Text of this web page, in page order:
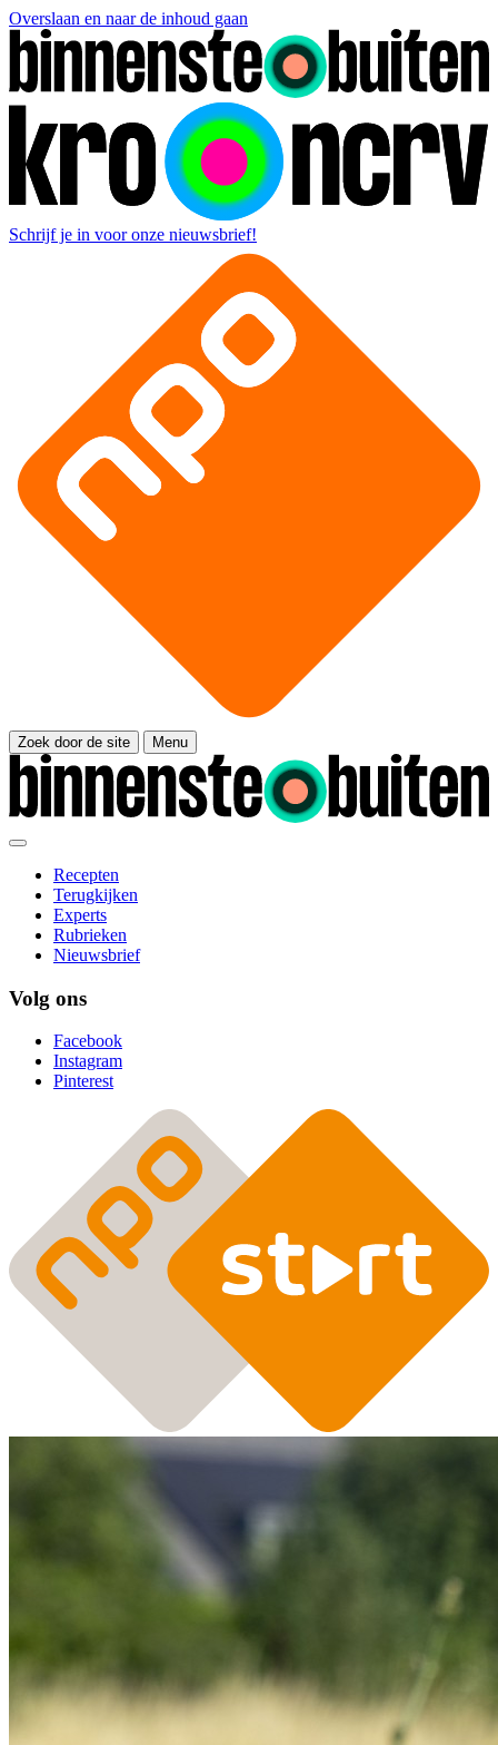
Overslaan en naar de inhoud gaan
Schrijf je in voor onze nieuwsbrief!
Zoek door de site Menu
Recepten
Terugkijken
Experts
Rubrieken
Nieuwsbrief
Volg ons
Facebook
Instagram
Pinterest